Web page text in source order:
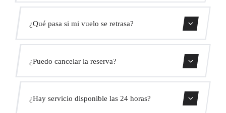
Usa nuestro formulario de reserva para obtener un precio
fijo al instante. Sin cargos ocultos.
¿Qué pasa si mi vuelo se retrasa?
conductor ajustará automáticamente la hora de recogida
sin coste adicional.
¿Puedo cancelar la reserva?
recogida.
¿Hay servicio disponible las 24 horas?